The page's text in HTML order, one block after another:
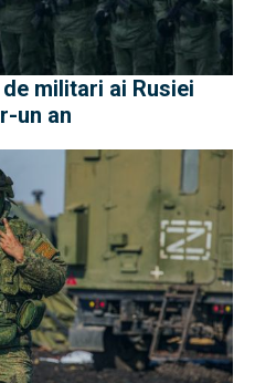
militari ai Rusiei
un an